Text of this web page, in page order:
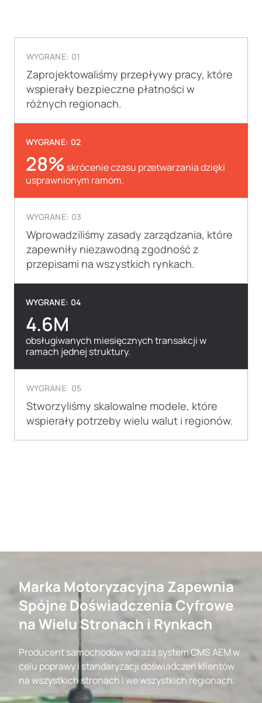
WYGRANE: 01
Zaprojektowaliśmy przepływy pracy, które
wspierały bezpieczne płatności w
różnych regionach.
WYGRANE: 02
28% skrócenie czasu przetwarzania dzięki
usprawnionym ramom.
WYGRANE: 03
Wprowadziliśmy zasady zarządzania, które
zapewniły niezawodną zgodność z
przepisami na wszystkich rynkach.
WYGRANE: 04
4.6M
obsługiwanych miesięcznych transakcji w
ramach jednej struktury.
WYGRANE: 05
Stworzyliśmy skalowalne modele, które
wspierały potrzeby wielu walut i regionów.
Marka Motoryzacyjna Zapewnia
Spójne Doświadczenia Cyfrowe
na Wielu Stronach i Rynkach
Producent samochodów wdraża system CMS AEM w
celu poprawy i standaryzacji doświadczeń klientów
na wszystkich stronach i we wszystkich regionach.